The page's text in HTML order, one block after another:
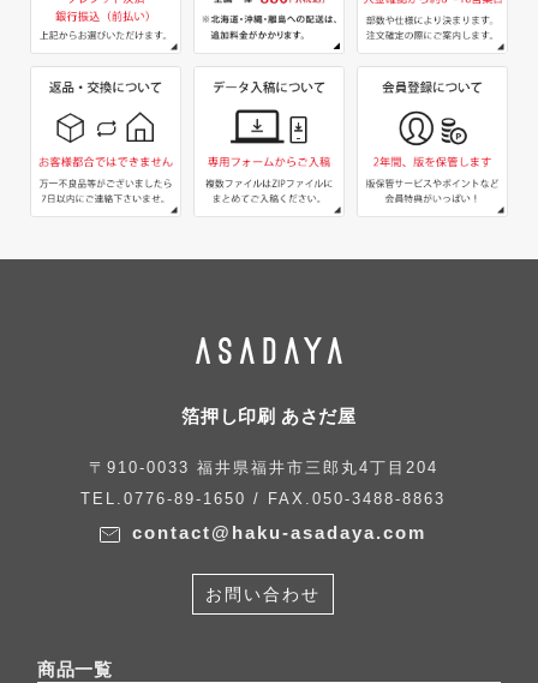
箔押し印刷 あさだ屋
〒910-0033 福井県福井市三郎丸4丁目204
TEL.0776-89-1650 / FAX.050-3488-8863
contact@haku-asadaya.com
お問い合わせ
商品一覧